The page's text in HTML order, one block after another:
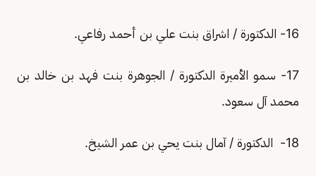
16- الدكتورة / اشراق بنت علي بن أحمد رفاعي.
17- سمو الأميرة الدكتورة / الجوهرة بنت فهد بن خالد بن
محمد آل سعود.
18- الدكتورة / آمال بنت يحي بن عمر الشيخ.